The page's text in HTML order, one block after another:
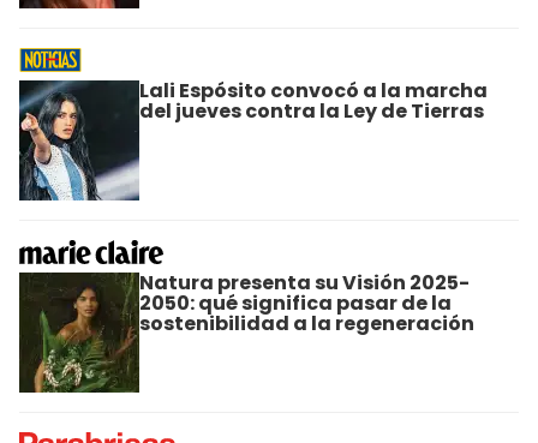
Lali Espósito convocó a la marcha
del jueves contra la Ley de Tierras
Natura presenta su Visión 2025-
2050: qué significa pasar de la
sostenibilidad a la regeneración